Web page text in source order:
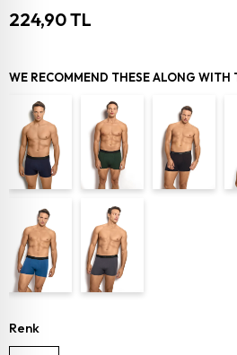
224,90 TL
WE RECOMMEND THESE ALONG WITH
Renk